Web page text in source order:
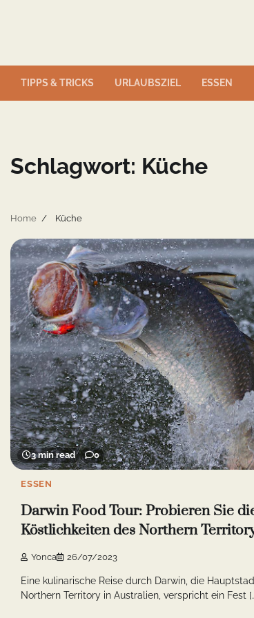
TIPPS & TRICKS URLAUBSZIEL ESSEN
Schlagwort: Küche
Home Küche
3 min read 0
ESSEN
Darwin Food Tour: Probieren Sie
Köstlichkeiten des Northern
Yonca 26/07/2023
Eine kulinarische Reise durch Darwin, die
Northern Territory in Australien, verspricht ein Fest